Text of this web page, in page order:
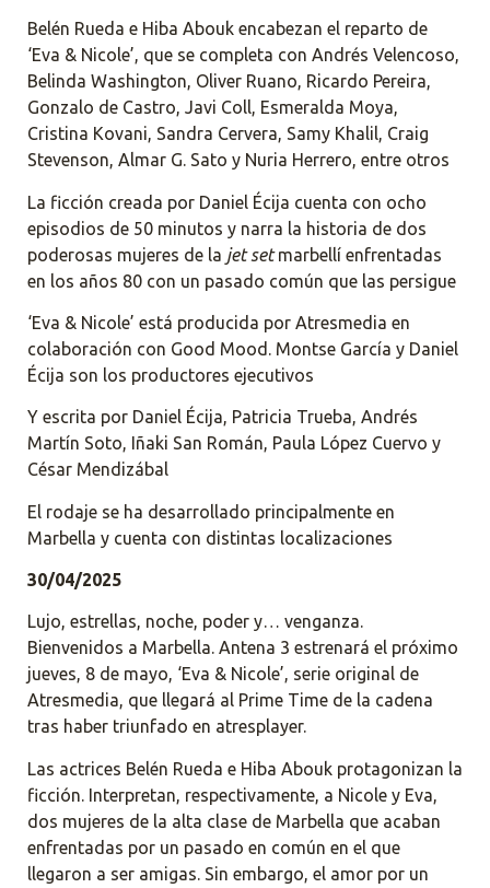
Belén Rueda e Hiba Abouk encabezan el reparto de
‘Eva & Nicole’, que se completa con Andrés Velencoso,
Belinda Washington, Oliver Ruano, Ricardo Pereira,
Gonzalo de Castro, Javi Coll, Esmeralda Moya,
Cristina Kovani, Sandra Cervera, Samy Khalil, Craig
Stevenson, Almar G. Sato y Nuria Herrero, entre otros
La ficción creada por Daniel Écija cuenta con ocho
episodios de 50 minutos y narra la historia de dos
poderosas mujeres de la jet setmarbellí enfrentadas
en los años 80 con un pasado común que las persigue
‘Eva & Nicole’ está producida por Atresmedia en
colaboración con Good Mood. Montse García y Daniel
Écija son los productores ejecutivos
Y escrita por Daniel Écija, Patricia Trueba, Andrés
Martín Soto, Iñaki San Román, Paula López Cuervo y
César Mendizábal
El rodaje se ha desarrollado principalmente en
Marbella y cuenta con distintas localizaciones
30/04/2025
Lujo, estrellas, noche, poder y… venganza.
Bienvenidos a Marbella. Antena 3 estrenará el próximo
jueves, 8 de mayo, ‘Eva & Nicole’, serie original de
Atresmedia, que llegará al Prime Time de la cadena
tras haber triunfado en atresplayer.
Las actrices Belén Rueda e Hiba Abouk protagonizan la
ficción. Interpretan, respectivamente, a Nicole y Eva,
dos mujeres de la alta clase de Marbella que acaban
enfrentadas por un pasado en común en el que
llegaron a ser amigas. Sin embargo, el amor por un